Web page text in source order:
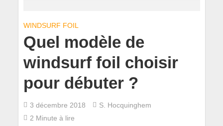
WINDSURF FOIL
Quel modèle de
windsurf foil choisir
pour débuter ?
3 décembre 2018
S. Hocquinghem
2 Minute à lire